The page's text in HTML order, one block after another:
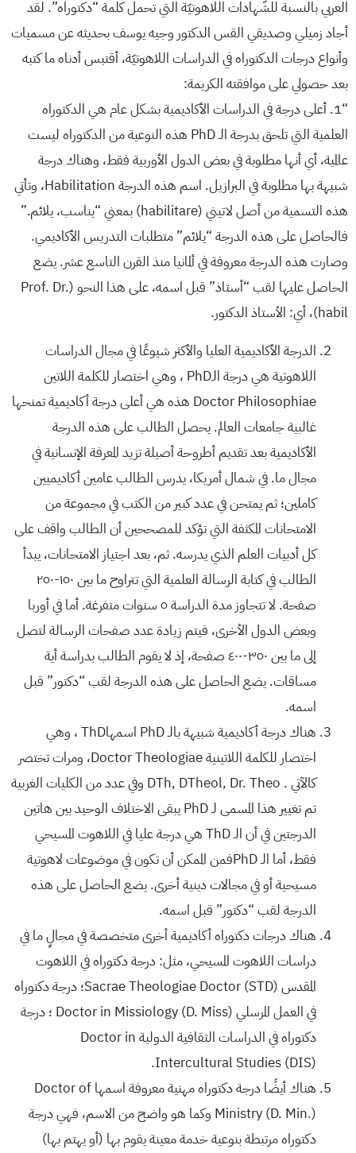
العربي بالنسبة للشّهادات اللاهوتيّة التي تحمل كلمة “دكتوراه”. لقد
أجاد زميلي وصديقي القس الدكتور وجيه يوسف بحديثه عن مسميات
وأنواع درجات الدكتوراه في الدراسات اللاهوتيّة، أقتبس أدناه ما كتبه
بعد حصولي على موافقته الكريمة:
“1. أعلى درجة في الدراسات الأكاديمية بشكل عام هي الدكتوراه
العلمية التي تلحق بدرجة الـ PhD هذه النوعية من الدكتوراه ليست
عالمية، أي أنها مطلوبة في بعض الدول الأوربية فقط، وهناك درجة
شبيهة بها مطلوبة في البرازيل. اسم هذه الدرجة Habilitation، وتأتي
هذه التسمية من أصل لاتيني (habilitare) بمعني “يناسب، يلائم.”
فالحاصل على هذه الدرجة “يلائم” متطلبات التدريس الأكاديمي.
وصارت هذه الدرجة معروفة في ألمانيا منذ القرن التاسع عشر. يضع
الحاصل عليها لقب “أستاذ” قبل اسمه، على هذا النحو (Prof. Dr.
habil)، أي: الأستاذ الدكتور.
الدرجة الأكاديمية العليا والأكثر شيوعًا في مجال الدراسات
اللاهوتية هي درجة الـPhD ، وهي اختصار للكلمة اللاتين
Doctor Philosophiae هذه هي أعلى درجة أكاديمية تمنحها
غالبية جامعات العالم. يحصل الطالب على هذه الدرجة
الأكاديمية بعد تقديم أطروحة أصيلة تزيد المعرفة الإنسانية في
مجال ما. في شمال أمريكا، يدرس الطالب عامين أكاديميين
كاملين؛ ثم يمتحن في عدد كبير من الكتب في مجموعة من
الامتحانات المكثفة التي تؤكد للمصححين أن الطالب واقف على
كل أدبيات العلم الذي يدرسه. ثم، بعد اجتياز الامتحانات، يبدأ
الطالب في كتابة الرسالة العلمية التي تتراوح ما بين ١٥٠-٢٥٠
صفحة. لا تتجاوز مدة الدراسة ٥ سنوات متفرغة. أما في أوربا
وبعض الدول الأخرى، فيتم زيادة عدد صفحات الرسالة لتصل
إلى ما بين ٣٥٠-٤٠٠ صفحة، إذ لا يقوم الطالب بدراسة أية
مساقات. يضع الحاصل على هذه الدرجة لقب “دكتور” قبل
اسمه.
هناك درجة أكاديمية شبيهة بالـ PhD اسمهاThD ، وهي
اختصار للكلمة اللاتينية Doctor Theologiae، ومرات تختصر
كالآتي . DTh, DTheol, Dr. Theo وفي عدد من الكليات الغربية
تم تغيير هذا المسمى لـ PhD يبقى الاختلاف الوحيد بين هاتين
الدرجتين في أن الـ ThD هي درجة عليا في اللاهوت المسيحي
فقط، أما الـ PhDفمن الممكن أن تكون في موضوعات لاهوتية
مسيحية أو في مجالات دينية أخرى. يضع الحاصل على هذه
الدرجة لقب “دكتور” قبل اسمه.
هناك درجات دكتوراه أكاديمية أخرى متخصصة في مجالٍ ما في
دراسات اللاهوت المسيحي، مثل: درجة دكتوراه في اللاهوت
المقدس Sacrae Theologiae Doctor (STD)؛ درجة دكتوراه
في العمل المرسلي Doctor in Missiology (D. Miss) ؛ درجة
دكتوراه في الدراسات الثقافية الدولية Doctor in
Intercultural Studies (DIS).
هناك أيضًا درجة دكتوراه مهنية معروفة اسمها Doctor of
Ministry (D. Min.) وكما هو واضح من الاسم، فهي درجة
دكتوراه مرتبطة بنوعية خدمة معينة يقوم بها (أو يهتم بها)